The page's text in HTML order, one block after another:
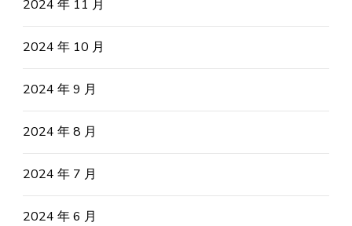
2024 年 11 月
2024 年 10 月
2024 年 9 月
2024 年 8 月
2024 年 7 月
2024 年 6 月